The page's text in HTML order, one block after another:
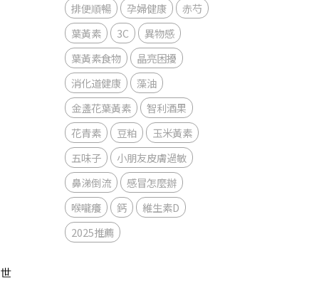
排便順暢
孕婦健康
赤芍
葉黃素
3C
異物感
葉黃素食物
晶亮困擾
消化道健康
藻油
金盞花葉黃素
智利酒果
花青素
豆粕
玉米黃素
五味子
小朋友皮膚過敏
鼻涕倒流
感冒怎麼辦
喉嚨癢
鈣
維生素D
2025推薦